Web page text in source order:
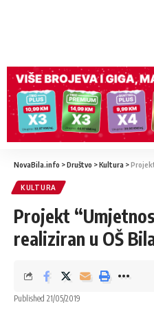
NovaBila.info >Društvo >Kultura >Projekt
KULTURA
Projekt
realiziran u OŠ
Published 21/05/2019